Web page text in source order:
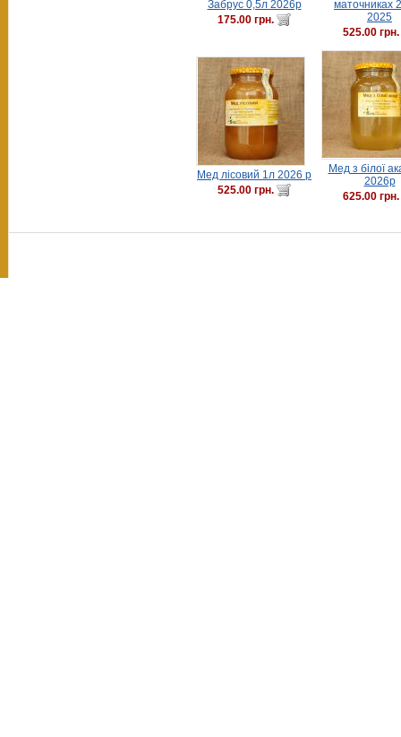
Забрус 0,5л 2026р
175.00 грн.
маточниках
2025
525.00 грн.
Мед лісовий 1л 2026 р
525.00 грн.
Мед з білої
2026р
625.00 грн.